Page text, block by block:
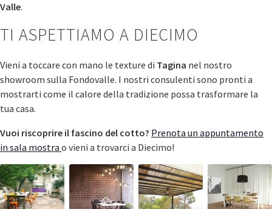
Valle.
TI ASPETTIAMO A DIECIMO
Vieni a toccare con mano le texture di Tagina nel nostro
showroom sulla Fondovalle. I nostri consulenti sono pronti a
mostrarti come il calore della tradizione possa trasformare la
tua casa.
Vuoi riscoprire il fascino del cotto? Prenota un appuntamento
in sala mostra o vieni a trovarci a Diecimo!